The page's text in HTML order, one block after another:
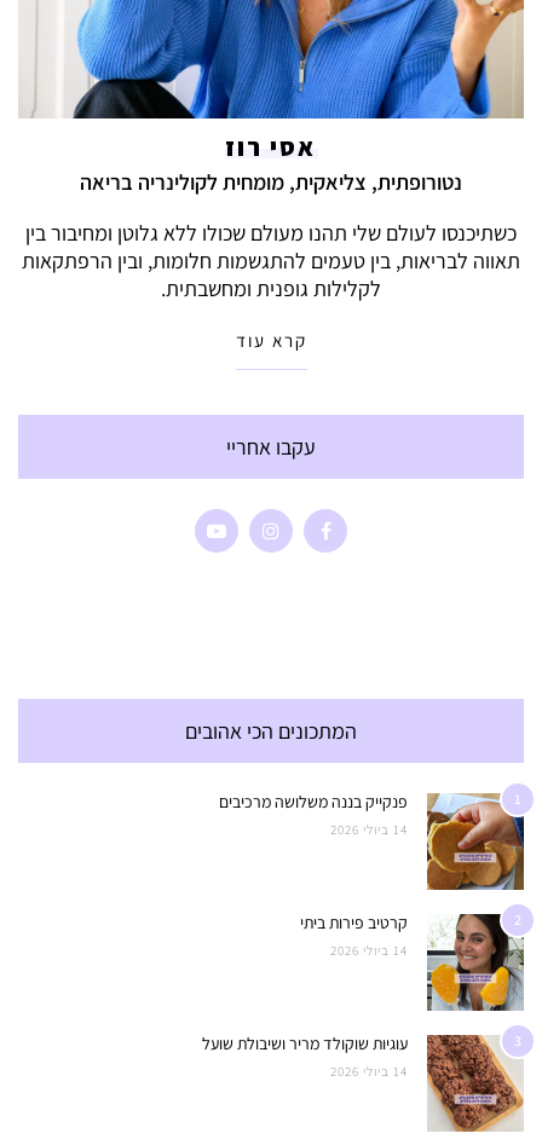
אסי רוז
נטורופתית, צליאקית, מומחית לקולינריה בריאה
כשתיכנסו לעולם שלי תהנו מעולם שכולו ללא גלוטן ומחיבור בין
תאווה לבריאות, בין טעמים להתגשמות חלומות, ובין הרפתקאות
לקלילות גופנית ומחשבתית.
קרא עוד
עקבו אחריי
המתכונים הכי אהובים
1 פנקייק בננה משלושה מרכיבים
14 ביולי 2026
2 קרטיב פירות ביתי
14 ביולי 2026
3 עוגיות שוקולד מריר ושיבולת שועל
14 ביולי 2026